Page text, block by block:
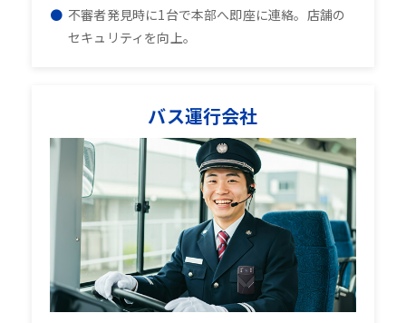
不審者発見時に1台で本部へ即座に連絡。店舗の
セキュリティを向上。
バス運行会社